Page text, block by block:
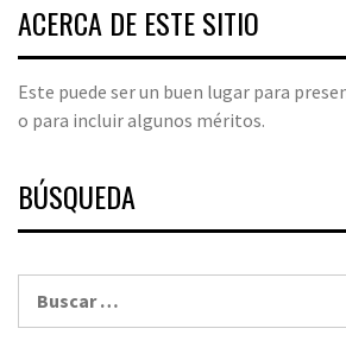
ACERCA DE ESTE SITIO
Este puede ser un buen lugar para
o para incluir algunos méritos.
BÚSQUEDA